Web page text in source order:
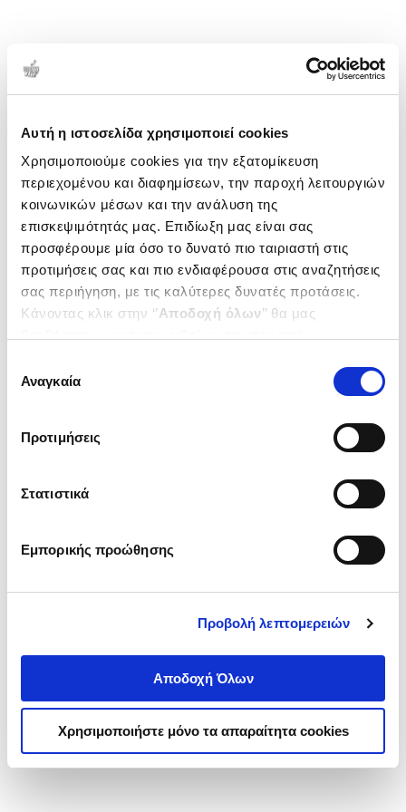
Αυτή η ιστοσελίδα χρησιμοποιεί cookies
Χρησιμοποιούμε cookies για την εξατομίκευση
περιεχομένου και διαφημίσεων, την παροχή λειτουργιών
κοινωνικών μέσων και την ανάλυση της
επισκεψιμότητάς μας. Επιδίωξη μας είναι σας
προσφέρουμε μία όσο το δυνατό πιο ταιριαστή στις
προτιμήσεις σας και πιο ενδιαφέρουσα στις αναζητήσεις
σας περιήγηση, με τις καλύτερες δυνατές προτάσεις.
Κάνοντας κλικ στην ‘’Αποδοχή όλων’’ θα μας
ενδιαφέρουν και να επιλέξετε από τα παρακάτω με την
΄΄και να ενημερωθείτε σχετικά με
συγκατάθεσης
Αναγκαία
Προτιμήσεις
Στατιστικά
Εμπορικής προώθησης
Προβολή λεπτομερειών
Αποδοχή Όλων
Χρησιμοποιήστε μόνο τα απαραίτητα cookies